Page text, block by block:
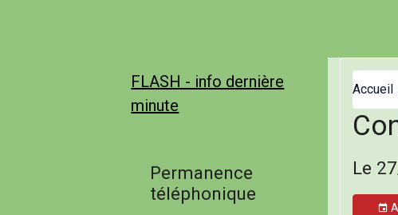
Accueil
Le
FLASH - info dernière
minute
Permanence
téléphonique